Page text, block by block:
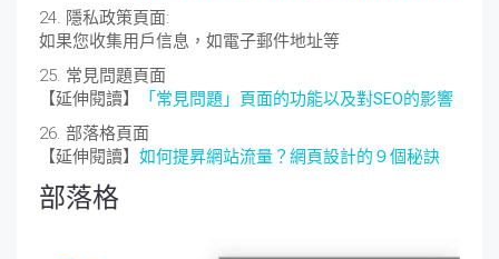
24. 隱私政策頁面:
如果您收集用戶信息，如電子郵件地址等
25. 常見問題頁面
【延伸閱讀】
「常見問題」頁面的功能以及對SEO的影響
26. 部落格頁面
【延伸閱讀】 如何提昇網站流量？網頁設計的９個秘訣
部落格